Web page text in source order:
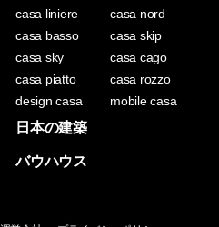
casa liniere
casa nord
casa basso
casa skip
casa sky
casa cago
casa piatto
casa rozzo
design casa
mobile casa
日本の建築
バウハウス